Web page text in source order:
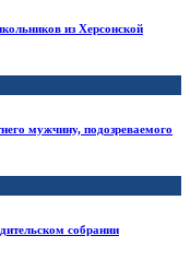
из Херсонской
мужчину, подозреваемого
собрании